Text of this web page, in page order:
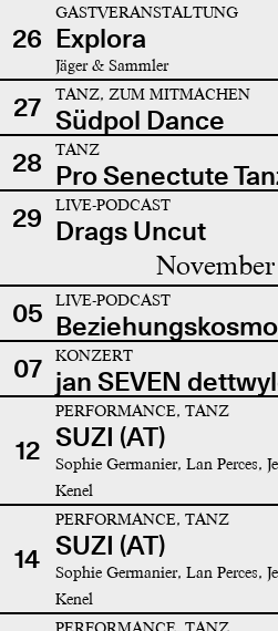
26
GASTVERANSTALTUNG
Explora
Jäger & Sammler
27 TANZ, ZUM MITMACHEN
Südpol Dance
28
TANZ
Pro Senectute
29
LIVE-PODCAST
Drags Uncut
05 LIVE-PODCAST
07
KONZERT
jan SEVEN
12
PERFORMANCE, TANZ
SUZI (AT)
Sophie Germanier, Lan Perces,
Kenel
14
PERFORMANCE, TANZ
SUZI (AT)
Sophie Germanier, Lan Perces,
Kenel